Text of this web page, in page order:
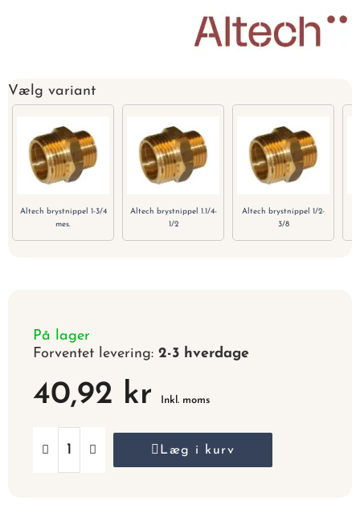
Vælg variant
Altech brystnippel 1-3/4
mes.
Altech brystnippel 1.1/4-
1/2
Altech brystnippel 1/2-
3/8
På lager
Forventet levering: 2-3 hverdage
40,92 kr Inkl. moms
Læg i kurv